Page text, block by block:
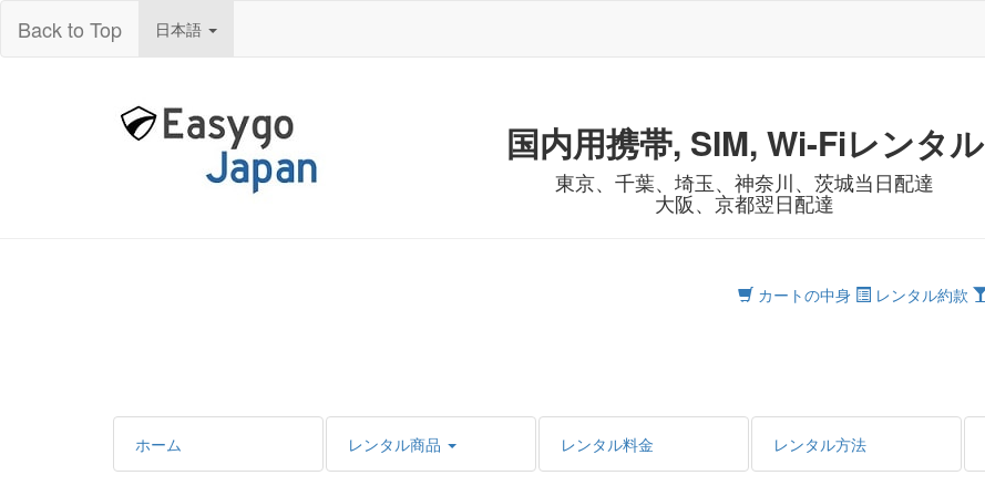
Back to Top 日本語
国内用携帯, SIM, Wi-Fiレンタル
東京、千葉、埼玉、神奈川、茨城当日配達
大阪、京都翌日配達
カートの中身 レンタル約款
ホーム レンタル商品 レンタル料金 レンタル方法